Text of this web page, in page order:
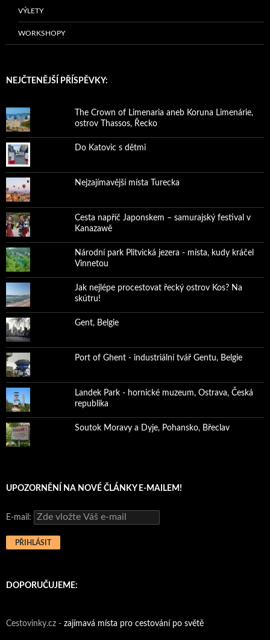
VÝLETY
WORKSHOPY
NEJČTENĚJŠÍ PŘÍSPĚVKY:
The Crown of Limenaria aneb Koruna Limenárie,
ostrov Thassos, Řecko
Do Katovic s dětmi
Nejzajímavější místa Turecka
Cesta napříč Japonskem – samurajský festival v
Kanazawě
Národní park Plitvická jezera - místa, kudy kráčel
Vinnetou
Jak nejlépe procestovat řecký ostrov Kos? Na
skútru!
Gent, Belgie
Port of Ghent - industriální tvář Gentu, Belgie
Landek Park - hornické muzeum, Ostrava, Česká
republika
Soutok Moravy a Dyje, Pohansko, Břeclav
UPOZORNĚNÍ NA NOVÉ ČLÁNKY E-MAILEM!
E-mail:
DOPORUČUJEME:
Cestovinky.cz - zajímavá místa pro cestování po světě